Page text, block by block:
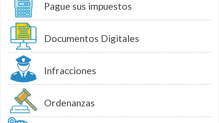
Pague sus impuestos
Documentos Digitales
Infracciones
Ordenanzas